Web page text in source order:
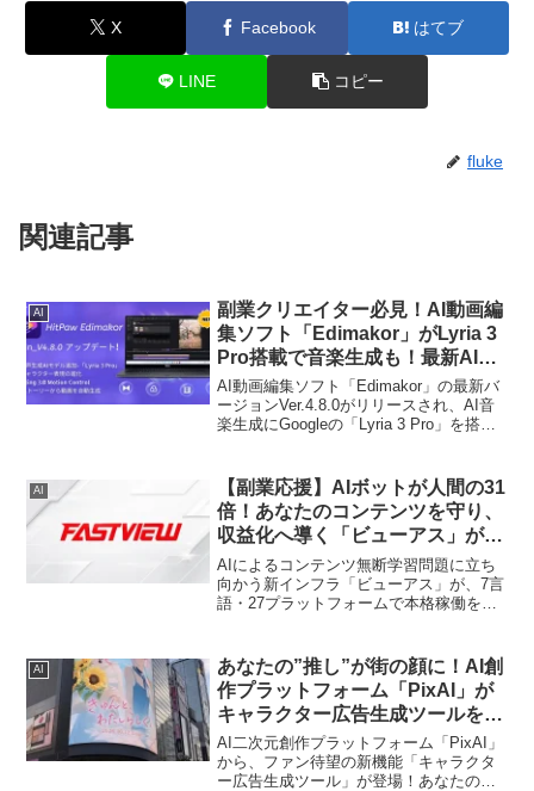
X Facebook はてブ
LINE コピー
fluke
関連記事
AI
副業クリエイター必見！AI動画編
集ソフト「Edimakor」がLyria 3
Pro搭載で音楽生成も！最新AIで
表現力が無限大に！
AI動画編集ソフト「Edimakor」の最新バ
ージョンVer.4.8.0がリリースされ、AI音
楽生成にGoogleの「Lyria 3 Pro」を搭
動生成など、副業クリエイターの創作活
動を強力にサポートする新機能が満載で
す。期間限定のキャンペーン情報もご紹
介します！
AI
【副業応援】AIボットが人間の31
倍！あなたのコンテンツを守り、
収益化へ導く「ビューアス」が本
格稼働！
AIによるコンテンツ無断学習問題に立ち
向かう新インフラ「ビューアス」が、7言
語・27プラットフォームで本格稼働を開
う使われているかを可視化し、ライセン
ス収益につなげる画期的なツールとなる
でしょう。
AI
あなたの”推し”が街の顔に！AI創
作プラットフォーム「PixAI」が
キャラクター広告生成ツールを公
開、クリエイター共創プログラム
も始動！
AI二次元創作プラットフォーム「PixAI」
から、ファン待望の新機能「キャラクタ
ー広告生成ツール」が登場！あなたの愛